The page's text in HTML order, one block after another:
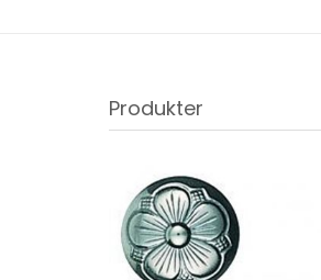
Produkter